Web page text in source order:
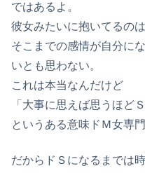
ではあるよ。
彼女みたいに抱いてるのは
そこまでの感情が自分に
いとも思わない。
これは本当なんだけど
「大事に思えば思うほど
というある意味ドＭ女専
だからドＳになるまでは